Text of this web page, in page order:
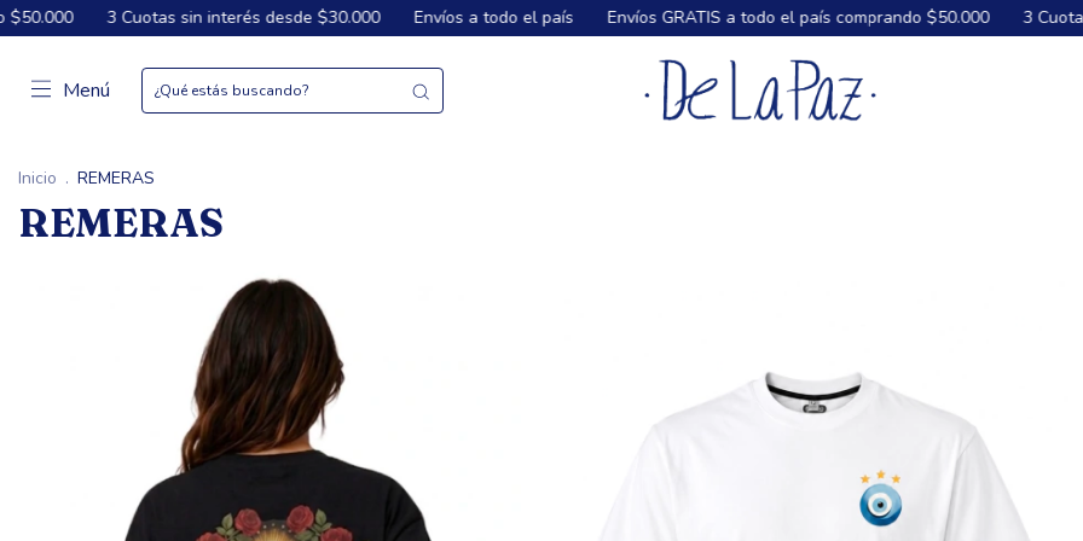
3 Cuotas sin interés desde $30.000 Envíos a todo el país Envíos GRATIS a todo el país comprando $50.000 3 Cuotas sin
Menú
Inicio . REMERAS
REMERAS